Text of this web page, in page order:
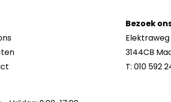
Bezoek
Elektraweg
3144CB
T: 010 592